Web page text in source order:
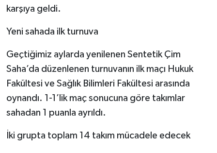
karşıya geldi.
Yeni sahada ilk turnuva
Geçtiğimiz aylarda yenilenen Sentetik Çim
Saha’da düzenlenen turnuvanın ilk maçı Hukuk
Fakültesi ve Sağlık Bilimleri Fakültesi arasında
oynandı. 1-1’lik maç sonucuna göre takımlar
sahadan 1 puanla ayrıldı.
İki grupta toplam 14 takım mücadele edecek